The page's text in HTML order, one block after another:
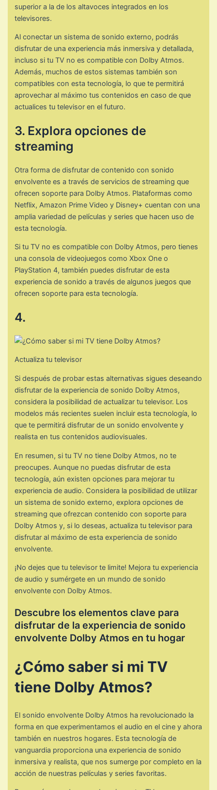
superior a la de los altavoces integrados en los
televisores.
Al conectar un sistema de sonido externo, podrás
disfrutar de una experiencia más inmersiva y detallada,
incluso si tu TV no es compatible con Dolby Atmos.
Además, muchos de estos sistemas también son
compatibles con esta tecnología, lo que te permitirá
aprovechar al máximo tus contenidos en caso de que
actualices tu televisor en el futuro.
3. Explora opciones de
streaming
Otra forma de disfrutar de contenido con sonido
envolvente es a través de servicios de streaming que
ofrecen soporte para Dolby Atmos. Plataformas como
Netflix, Amazon Prime Video y Disney+ cuentan con una
amplia variedad de películas y series que hacen uso de
esta tecnología.
Si tu TV no es compatible con Dolby Atmos, pero tienes
una consola de videojuegos como Xbox One o
PlayStation 4, también puedes disfrutar de esta
experiencia de sonido a través de algunos juegos que
ofrecen soporte para esta tecnología.
4.
Actualiza tu televisor
Si después de probar estas alternativas sigues deseando
disfrutar de la experiencia de sonido Dolby Atmos,
considera la posibilidad de actualizar tu televisor. Los
modelos más recientes suelen incluir esta tecnología, lo
que te permitirá disfrutar de un sonido envolvente y
realista en tus contenidos audiovisuales.
En resumen, si tu TV no tiene Dolby Atmos, no te
preocupes. Aunque no puedas disfrutar de esta
tecnología, aún existen opciones para mejorar tu
experiencia de audio. Considera la posibilidad de utilizar
un sistema de sonido externo, explora opciones de
streaming que ofrezcan contenido con soporte para
Dolby Atmos y, si lo deseas, actualiza tu televisor para
disfrutar al máximo de esta experiencia de sonido
envolvente.
¡No dejes que tu televisor te limite! Mejora tu experiencia
de audio y sumérgete en un mundo de sonido
envolvente con Dolby Atmos.
Descubre los elementos clave para
disfrutar de la experiencia de sonido
envolvente Dolby Atmos en tu hogar
¿Cómo saber si mi TV
tiene Dolby Atmos?
El sonido envolvente Dolby Atmos ha revolucionado la
forma en que experimentamos el audio en el cine y ahora
también en nuestros hogares. Esta tecnología de
vanguardia proporciona una experiencia de sonido
inmersiva y realista, que nos sumerge por completo en la
acción de nuestras películas y series favoritas.